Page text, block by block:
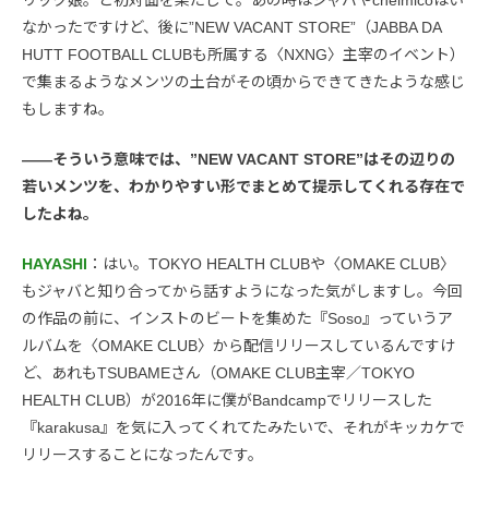
なかったですけど、後に”NEW VACANT STORE”（JABBA DA
HUTT FOOTBALL CLUBも所属する〈NXNG〉主宰のイベント）
で集まるようなメンツの土台がその頃からできてきたような感じ
もしますね。
――そういう意味では、”NEW VACANT STORE”はその辺りの
若いメンツを、わかりやすい形でまとめて提示してくれる存在で
したよね。
HAYASHI ：はい。TOKYO HEALTH CLUBや〈OMAKE CLUB〉
もジャバと知り合ってから話すようになった気がしますし。今回
の作品の前に、インストのビートを集めた『Soso』っていうア
ルバムを〈OMAKE CLUB〉から配信リリースしているんですけ
ど、あれもTSUBAMEさん（OMAKE CLUB主宰／TOKYO
HEALTH CLUB）が2016年に僕がBandcampでリリースした
『karakusa』を気に入ってくれてたみたいで、それがキッカケで
リリースすることになったんです。